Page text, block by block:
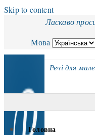
Skip to content
Ласкаво
Мова
Речі для
Головна